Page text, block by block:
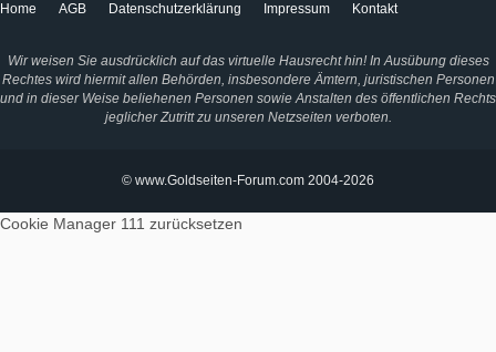
Home AGB Datenschutzerklärung Impressum Kontakt
Wir weisen Sie ausdrücklich auf das virtuelle Hausrecht hin! In Ausübung dieses
Rechtes wird hiermit allen Behörden, insbesondere Ämtern, juristischen Personen
und in dieser Weise beliehenen Personen sowie Anstalten des öffentlichen Rechts
jeglicher Zutritt zu unseren Netzseiten verboten.
© www.Goldseiten-Forum.com 2004-2026
Cookie Manager 111 zurücksetzen